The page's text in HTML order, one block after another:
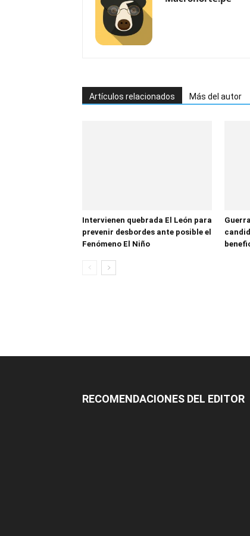
Artículos relacionados Más del autor
Intervienen quebrada El León para
prevenir desbordes ante posible el
Fenómeno El Niño
RECOMENDACIONES DEL EDITOR